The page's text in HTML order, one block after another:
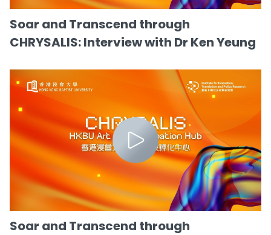
Soar and Transcend through
CHRYSALIS: Interview with Dr Ken Yeung
Soar and Transcend through